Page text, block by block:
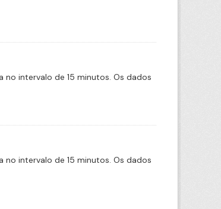
intervalo de 15 minutos. Os dados
intervalo de 15 minutos. Os dados